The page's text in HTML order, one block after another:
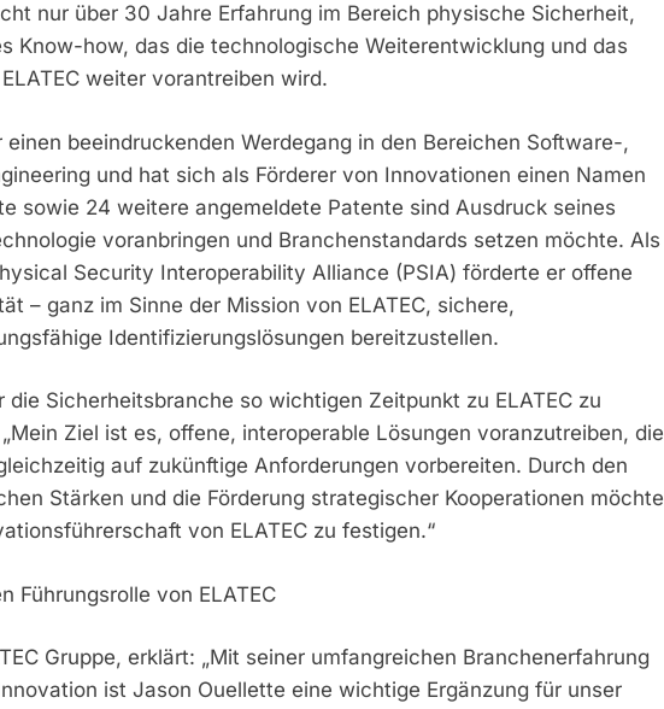
nur über 30 Jahre Erfahrung im Bereich physische Sicherheit,
Know-how, das die technologische Weiterentwicklung und das
weiter vorantreiben wird.
beeindruckenden Werdegang in den Bereichen Software-,
und hat sich als Förderer von Innovationen einen Namen
sowie 24 weitere angemeldete Patente sind Ausdruck seines
voranbringen und Branchenstandards setzen möchte. Als
Security Interoperability Alliance (PSIA) förderte er offene
– ganz im Sinne der Mission von ELATEC, sichere,
Identifizierungslösungen bereitzustellen.
die Sicherheitsbranche so wichtigen Zeitpunkt zu ELATEC zu
Ziel ist es, offene, interoperable Lösungen voranzutreiben, die
auf zukünftige Anforderungen vorbereiten. Durch den
Stärken und die Förderung strategischer Kooperationen möchte
von ELATEC zu festigen.“
Führungsrolle von ELATEC
Gruppe, erklärt: „Mit seiner umfangreichen Branchenerfahrung
ist Jason Ouellette eine wichtige Ergänzung für unser